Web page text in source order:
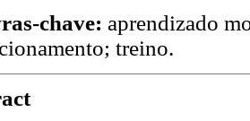
chave: aprendizado
treino.